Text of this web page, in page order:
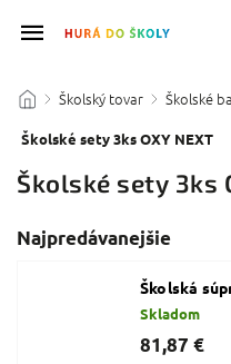
/ Školský tovar / Školské
Školské sety 3ks OXY NEXT
Školské sety 3ks
Najpredávanejšie
Školská
Skladom
81,87 €